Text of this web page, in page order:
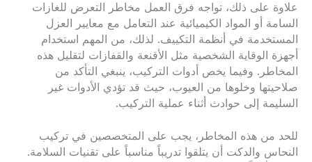
علاوة على ذلك، تواجه فرق العمل مخاطر التعرض للغازات
السامة أو المواد الكيميائية عند التعامل مع معايير العزل
المستخدمة في أنظمة التكييف. لذلك، من المهم استخدام
أجهزة الوقاية الشخصية مثل الأقنعة والقفازات لتقليل هذه
المخاطر. وفيما يخص أدوات التركيب، ينبغي التأكد من
صلاحيتها وخلوها من العيوب، حيث قد تؤدي الأدوات غير
السليمة إلى حوادث أثناء عملية التركيب.
للحد من هذه المخاطر، يجب على المتخصصين في تركيب
النحاس والدكت أن يتلقوا تدريباً مناسباً على تقنيات السلامة.